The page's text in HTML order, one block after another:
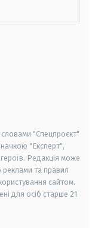
словами "Спецпроєкт"
"Експерт",
Редакція може
реклами та правил
сайтом.
для осіб старше 21